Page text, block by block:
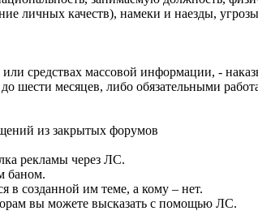
личных качеств), намеки и наезды,
средствах массовой информации, -
шести месяцев, либо обязательными
из закрытых форумов
рекламы через ЛС.
баном.
в созданной им теме, а кому – нет.
вы можете высказать с помощью ЛС.